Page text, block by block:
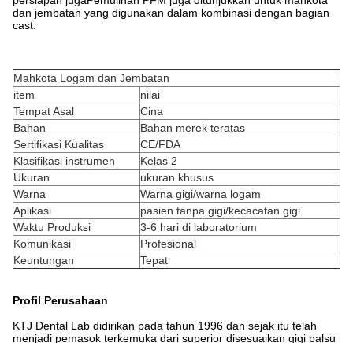
dan jembatan yang digunakan dalam kombinasi dengan bagian
cast.
Mahkota Logam dan Jembatan
item
nilai
Tempat Asal
Cina
Bahan
Bahan merek teratas
Sertifikasi Kualitas
CE/FDA
Klasifikasi instrumen
Kelas 2
Ukuran
ukuran khusus
Warna
Warna gigi/warna logam
Aplikasi
pasien tanpa gigi/kecacatan gigi
Waktu Produksi
3-6 hari di laboratorium
Komunikasi
Profesional
Keuntungan
Tepat
Profil Perusahaan
KTJ Dental Lab didirikan pada tahun 1996 dan sejak itu telah
menjadi pemasok terkemuka dari superior disesuaikan gigi palsu